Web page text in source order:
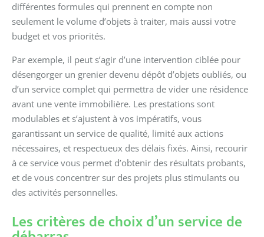
différentes formules qui prennent en compte non
seulement le volume d’objets à traiter, mais aussi votre
budget et vos priorités.
Par exemple, il peut s’agir d’une intervention ciblée pour
désengorger un grenier devenu dépôt d’objets oubliés, ou
d’un service complet qui permettra de vider une résidence
avant une vente immobilière. Les prestations sont
modulables et s’ajustent à vos impératifs, vous
garantissant un service de qualité, limité aux actions
nécessaires, et respectueux des délais fixés. Ainsi, recourir
à ce service vous permet d’obtenir des résultats probants,
et de vous concentrer sur des projets plus stimulants ou
des activités personnelles.
Les critères de choix d’un service de